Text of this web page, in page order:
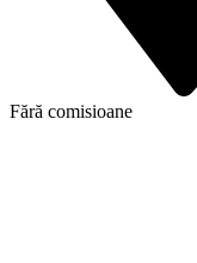
Fără comisioane